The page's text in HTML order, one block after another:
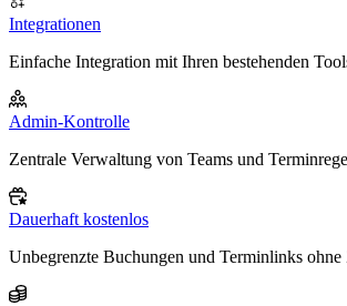
Integrationen
Einfache Integration mit Ihren bestehenden
Admin-Kontrolle
Zentrale Verwaltung von Teams und
Dauerhaft kostenlos
Unbegrenzte Buchungen und Terminlinks